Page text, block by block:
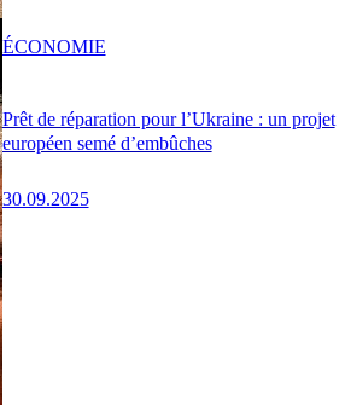
Prêt de réparation pour l’Ukraine : un projet
européen semé d’embûches
30.09.2025
ÉCONOMIE